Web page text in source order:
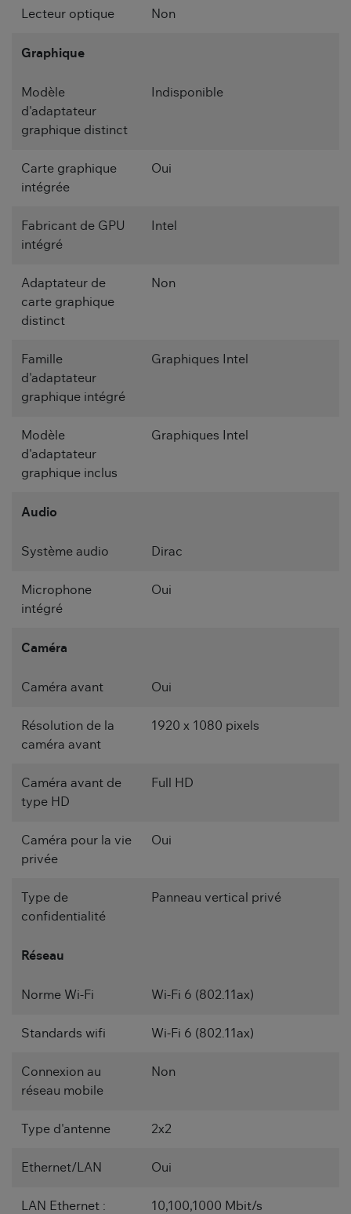
Lecteur optique Non
Graphique
Modèle
d'adaptateur
graphique distinct
Indisponible
Carte graphique
intégrée
Oui
Fabricant de GPU
intégré
Intel
Adaptateur de
carte graphique
distinct
Non
Famille
d'adaptateur
graphique intégré
Graphiques Intel
Modèle
d'adaptateur
graphique inclus
Graphiques Intel
Audio
Système audio Dirac
Microphone
intégré
Oui
Caméra
Caméra avant Oui
Résolution de la
caméra avant
1920 x 1080 pixels
Caméra avant de
type HD
Full HD
Caméra pour la vie
privée
Oui
Type de
confidentialité
Panneau vertical privé
Réseau
Norme Wi-Fi Wi-Fi 6 (802.11ax)
Standards wifi Wi-Fi 6 (802.11ax)
Connexion au
réseau mobile
Non
Type d'antenne 2x2
Ethernet/LAN Oui
LAN Ethernet :
10,100,1000 Mbit/s